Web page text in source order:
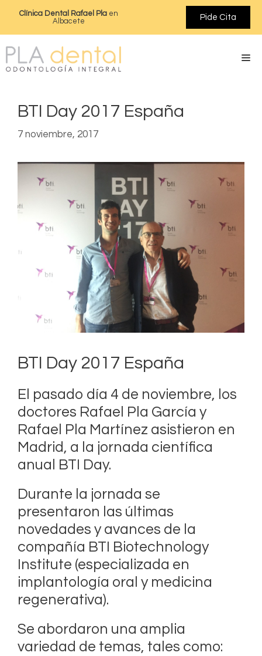
Clínica Dental Rafael Plaen
Albacete
Pide Cita
BTI Day 2017 España
7 noviembre, 2017
BTI Day 2017 España
El pasado día 4 de noviembre, los
doctores Rafael Pla García y
Rafael Pla Martínez asistieron en
Madrid, a la jornada científica
anual BTI Day.
Durante la jornada se
presentaron las últimas
novedades y avances de la
compañía BTI Biotechnology
Institute (especializada en
implantología oral y medicina
regenerativa).
Se abordaron una amplia
variedad de temas, tales como: